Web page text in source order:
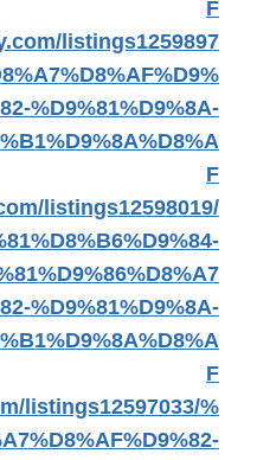
F
listings1259897
82-%D9%81%D9%8A-
F
listings12598019/
%D9%81%D9%8A-
F
listings12597033/%